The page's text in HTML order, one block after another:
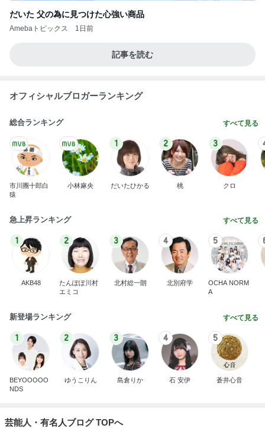
だいた 父の為に見つけた心強い商品
Amebaトピックス 1日前
記事を読む
オフィシャルブロガーランキング
総合ランキング すべて見る
市川團十郎白
猿
小林麻央
1
だいたひかる
2
桃
3
クロ
急上昇ランキング すべて見る
1
AKB48
2
たんぽぽ川村
エミコ
3
北村総一朗
4
北別府学
5
OCHA NORM
A
新登場ランキング すべて見る
1
BEYOOOOO
NDS
2
ゆうこりん
3
島倉りか
4
石 安伊
5
蒼井心音
芸能人・有名人ブログ TOPへ